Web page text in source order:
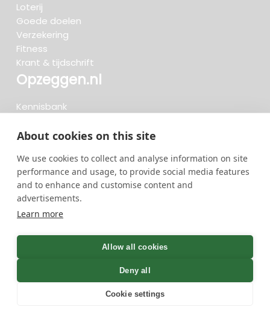
About cookies on this site
We use cookies to collect and analyse information on site
performance and usage, to provide social media features
and to enhance and customise content and
advertisements.
Learn more
Allow all cookies
Deny all
Cookie settings
Loterij
Goede doelen
Verzekering
Fitness
Krant & tijdschrift
Opzeggen.nl
Kennisbank
Beoordelingen
Meteen opzeggen
719 opzeggingen afgelopen 30 dagen - 3.666.347
opzeggingen in totaal
GreenOnline BV Gebruiksvoorwaarden